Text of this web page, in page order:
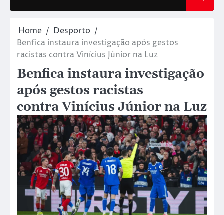
Home
Desporto
Benfica instaura investigação após gestos
racistas contra Vinícius Júnior na Luz
Benfica instaura investigação
após gestos racistas
contra Vinícius Júnior na Luz